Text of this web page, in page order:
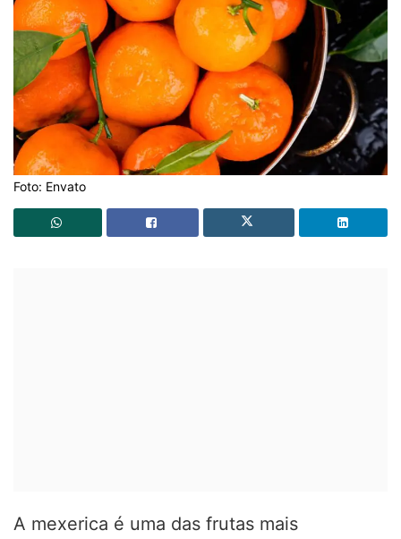
Foto: Envato
A mexerica é uma das frutas mais